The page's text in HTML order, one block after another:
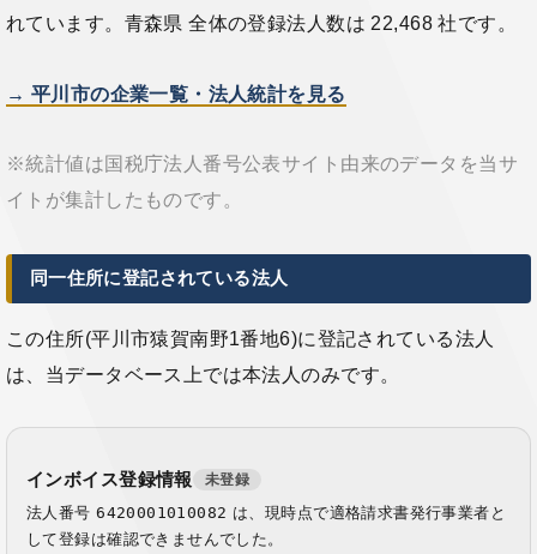
れています。青森県 全体の登録法人数は 22,468 社です。
→ 平川市の企業一覧・法人統計を見る
※統計値は国税庁法人番号公表サイト由来のデータを当サ
イトが集計したものです。
同一住所に登記されている法人
この住所(平川市猿賀南野1番地6)に登記されている法人
は、当データベース上では本法人のみです。
インボイス登録情報 未登録
法人番号6420001010082 は、現時点で適格請求書発行事業者と
して登録は確認できませんでした。